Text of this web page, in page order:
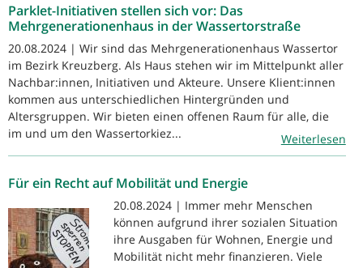
Parklet-Initiativen stellen sich vor: Das
Mehrgenerationenhaus in der Wassertorstraße
20.08.2024 | Wir sind das Mehrgenerationenhaus Wassertor
im Bezirk Kreuzberg. Als Haus stehen wir im Mittelpunkt aller
Nachbar:innen, Initiativen und Akteure. Unsere Klient:innen
kommen aus unterschiedlichen Hintergründen und
Altersgruppen. Wir bieten einen offenen Raum für alle, die
im und um den Wassertorkiez...
Weiterlesen
Für ein Recht auf Mobilität und Energie
20.08.2024 | Immer mehr Menschen
können aufgrund ihrer sozialen Situation
ihre Ausgaben für Wohnen, Energie und
Mobilität nicht mehr finanzieren. Viele